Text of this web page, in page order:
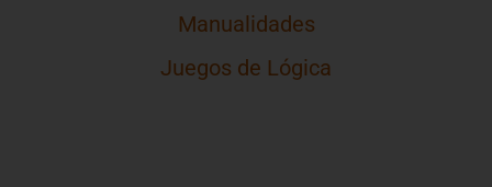
Manualidades
Juegos de Lógica